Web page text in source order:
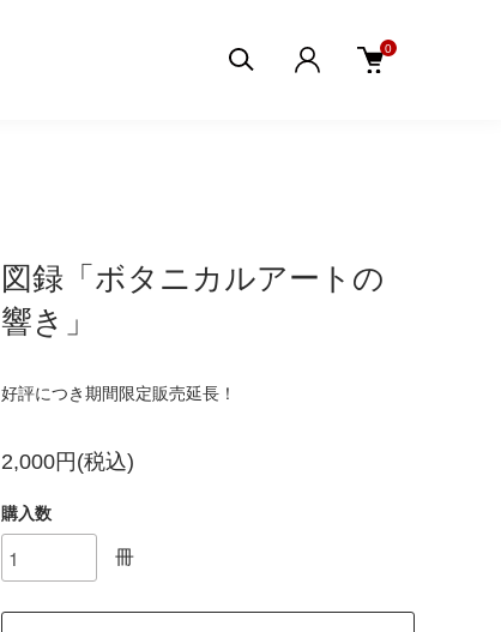
0
図録「ボタニカルアートの
響き」
好評につき期間限定販売延長！
2,000円(税込)
購入数
冊